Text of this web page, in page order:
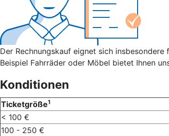
Der Rechnungskauf eignet sich
Beispiel Fahrräder oder Möbel bietet Ihnen
Konditionen
Ticketgröße1
< 100 €
100 - 250 €